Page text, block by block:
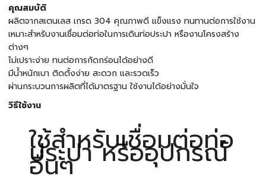
คุณสมบัติ
ผลิตจากสเตนเลส เกรด 304 คุณภาพดี แข็งแรง ทนทานต่อการใช้งาน
เหมาะสำหรับงานเชื่อมต่อท่อในการเดินท่อประปา หรืองานโครงสร้าง
ต่างๆ
ไม่เปราะง่าย ทนต่อการกัดกร่อนได้อย่างดี
มีน้ำหนักเบา ติดตั้งง่าย สะดวก และรวดเร็ว
ผ่านกระบวนการผลิตที่ได้มาตรฐาน ใช้งานได้อย่างมั่นใจ
วิธีใช้งาน
ใช้สำหรับเชื่อมต่อท่อ
ประปา หรืออุปกรณ์
อื่นๆ